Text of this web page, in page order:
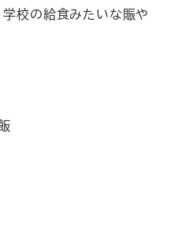
学校の給食みたいな賑や